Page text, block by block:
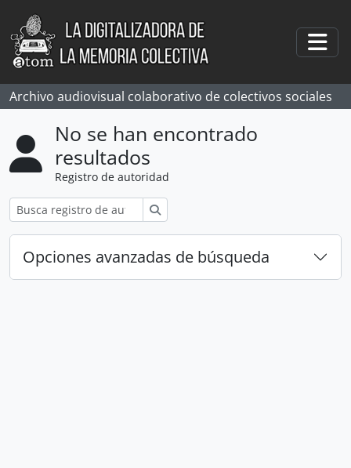
Skip to main content
Archivo audiovisual colaborativo de colectivos sociales
No se han encontrado
resultados
Registro de autoridad
Opciones avanzadas de búsqueda